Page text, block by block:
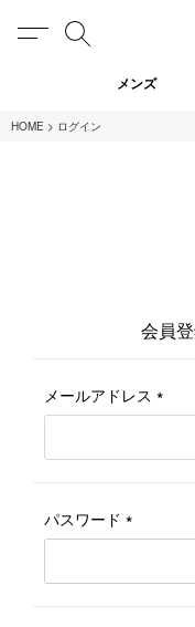
MENU
メンズ
全てのブランド
EVCON
HOME ログイン
会員
メールアドレス
須)
パスワード
須)